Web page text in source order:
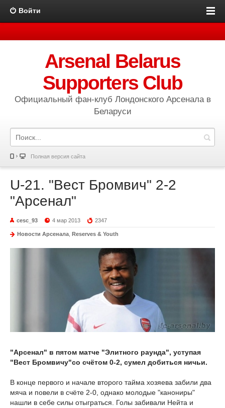
Войти
Arsenal Belarus
Supporters Club
Официальный фан-клуб Лондонского Арсенала в
Беларуси
Полная версия сайта
U-21. "Вест Бромвич" 2-2
"Арсенал"
cesc_93 4 мар 2013 2347
Новости Арсенала Reserves & Youth
"Арсенал" в пятом матче "Элитного раунда", уступая
"Вест Бромвичу"со счётом 0-2, сумел добиться ничьи.
В конце первого и начале второго тайма хозяева забили два
мяча и повели в счёте 2-0, однако молодые "канониры"
нашли в себе силы отыграться. Голы забивали Нейта и